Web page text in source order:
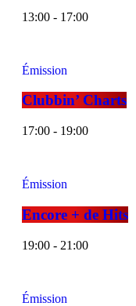
13:00 - 17:00
Émission
Clubbin’ Charts
17:00 - 19:00
Émission
Encore + de Hits
19:00 - 21:00
Émission